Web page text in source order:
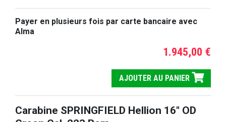
Payer en plusieurs fois par carte bancaire avec
Alma
1.945,00 €
AJOUTER AU PANIER
Carabine SPRINGFIELD Hellion 16" OD